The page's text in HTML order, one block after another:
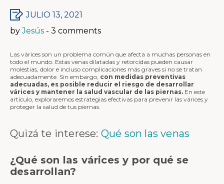
JULIO 13, 2021
byJesús - 3 comments
Las várices son un problema común que afecta a muchas personas en
todo el mundo. Estas venas dilatadas y retorcidas pueden causar
molestias, dolor e incluso complicaciones más graves si no se tratan
adecuadamente. Sin embargo, con medidas preventivas
adecuadas, es posible reducir el riesgo de desarrollar
várices y mantener la salud vascular de las piernas. En este
artículo, exploraremos estrategias efectivas para prevenir las várices y
proteger la salud de tus piernas.
Quizá te interese: Qué son las venas
¿Qué son las várices y por qué se
desarrollan?